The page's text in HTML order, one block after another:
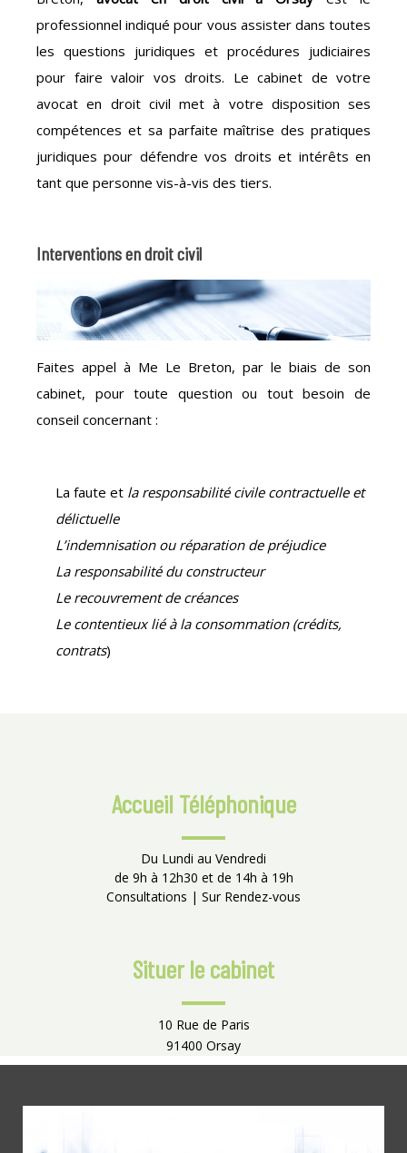
professionnel indiqué pour vous assister dans toutes
les questions juridiques et procédures judiciaires
pour faire valoir vos droits. Le cabinet de votre
avocat en droit civil met à votre disposition ses
compétences et sa parfaite maîtrise des pratiques
juridiques pour défendre vos droits et intérêts en
tant que personne vis-à-vis des tiers.
Interventions en droit civil
Faites appel à Me Le Breton, par le biais de son
cabinet, pour toute question ou tout besoin de
conseil concernant :
La faute et la responsabilité civile contractuelle et
délictuelle
L’indemnisation ou réparation de préjudice
La responsabilité du constructeur
Le recouvrement de créances
Le contentieux lié à la consommation (crédits,
contrats)
Accueil Téléphonique
Du Lundi au Vendredi
de 9h à 12h30 et de 14h à 19h
Consultations | Sur Rendez-vous
Situer le cabinet
10 Rue de Paris
91400 Orsay